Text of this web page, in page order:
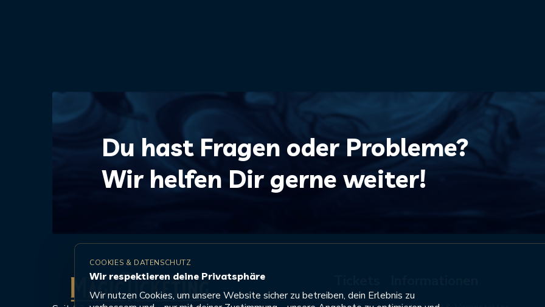
Du hast Fragen oder Probleme?
Wir helfen Dir gerne weiter!
COOKIES & DATENSCHUTZ
Wir respektieren deine Privatsphäre
Wir nutzen Cookies, um unsere Website sicher zu betreiben, dein Erlebnis zu